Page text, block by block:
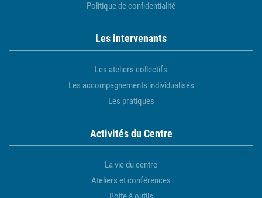
Politique de confidentialité
Les intervenants
Les ateliers collectifs
Les accompagnements individualisés
Les pratiques
Activités du Centre
La vie du centre
Ateliers et conférences